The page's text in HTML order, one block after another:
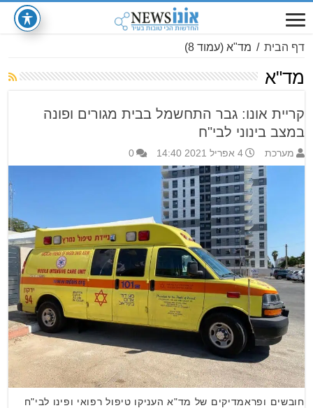
דף הבית / מד"א (עמוד 8)
מד"א
קריית אונו: גבר התחשמל בבית מגורים ופונה
במצב בינוני לבי"ח
מערכת 4 אפריל 2021 14:40 0
חובשים ופראמדיקים של מד"א העניקו טיפול רפואי ופינו לבי"ח